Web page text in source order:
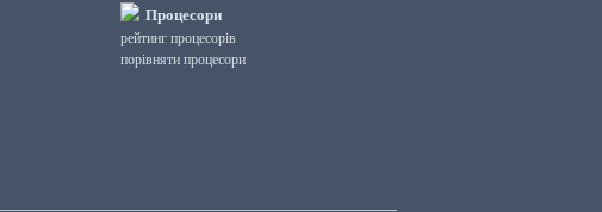
Процесори
рейтинг процесорів
порівняти процесори